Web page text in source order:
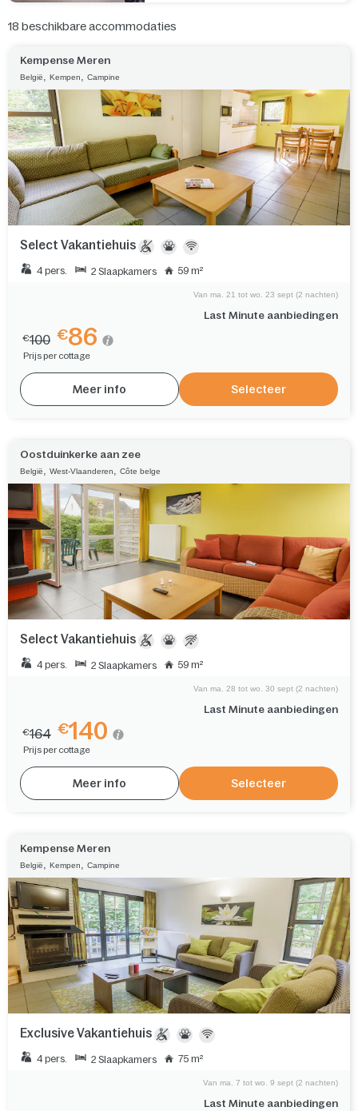
18 beschikbare accommodaties
Kempense Meren
België Kempen Campine
Select Vakantiehuis
4 pers. 2 Slaapkamers 59 m²
Last Minute aanbiedingen
Van ma. 21 tot wo. 23 sept (2 nachten)
€100 €86
Prijs per cottage
Meer info Selecteer
Oostduinkerke aan zee
België West-Vlaanderen Côte belge
Select Vakantiehuis
4 pers. 2 Slaapkamers 59 m²
Last Minute aanbiedingen
Van ma. 28 tot wo. 30 sept (2 nachten)
€164 €140
Prijs per cottage
Meer info Selecteer
Kempense Meren
België Kempen Campine
Exclusive Vakantiehuis
4 pers. 2 Slaapkamers 75 m²
Last Minute aanbiedingen
Van ma. 7 tot wo. 9 sept (2 nachten)